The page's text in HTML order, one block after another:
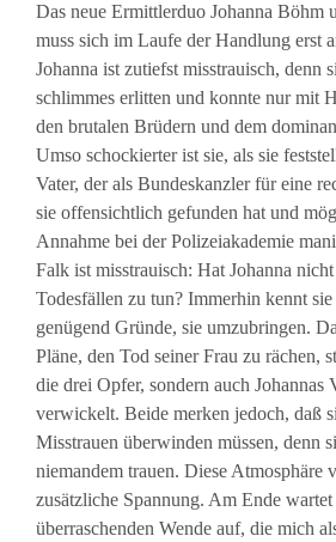
Das neue Ermittlerduo Johanna Böhm
muss sich im Laufe der Handlung erst
Johanna ist zutiefst misstrauisch, denn
schlimmes erlitten und konnte nur mit
den brutalen Brüdern und dem
Umso schockierter ist sie, als sie
Vater, der als Bundeskanzler für eine
sie offensichtlich gefunden hat und
Annahme bei der Polizeiakademie
Falk ist misstrauisch: Hat Johanna
Todesfällen zu tun? Immerhin kennt
genügend Gründe, sie umzubringen.
Pläne, den Tod seiner Frau zu rächen,
die drei Opfer, sondern auch Johannas
verwickelt. Beide merken jedoch, daß
Misstrauen überwinden müssen, denn
niemandem trauen. Diese Atmosphäre
zusätzliche Spannung. Am Ende
überraschenden Wende auf, die mich